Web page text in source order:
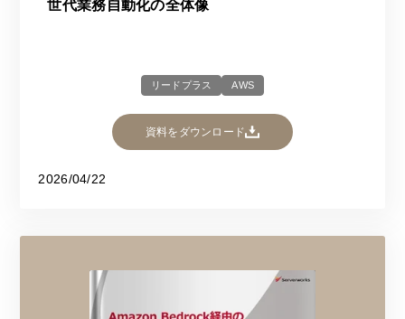
世代業務自動化の全体像
リードプラス AWS
資料をダウンロード
2026/04/22